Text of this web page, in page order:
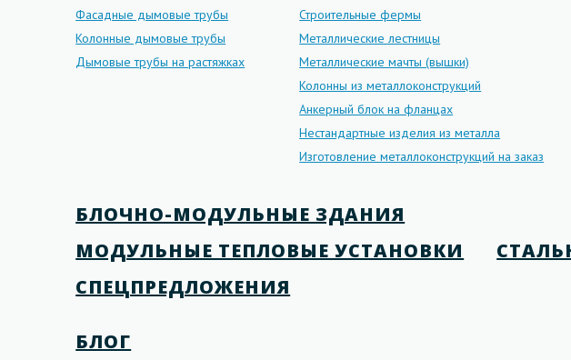
Фасадные дымовые трубы
Колонные дымовые трубы
Дымовые трубы на растяжках
Строительные фермы
Металлические лестницы
Металлические мачты (вышки)
Колонны из металлоконструкций
Анкерный блок на фланцах
Нестандартные изделия из металла
Изготовление металлоконструкций на заказ
БЛОЧНО-МОДУЛЬНЫЕ ЗДАНИЯ
МОДУЛЬНЫЕ ТЕПЛОВЫЕ УСТАНОВКИ
СПЕЦПРЕДЛОЖЕНИЯ
БЛОГ